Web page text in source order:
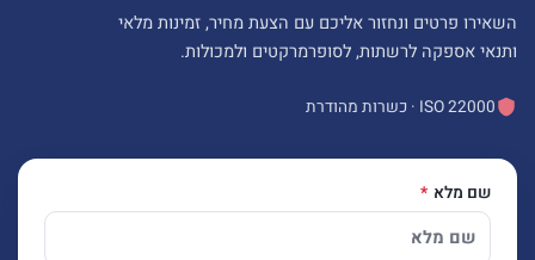
השאירו פרטים ונחזור אליכם עם הצעת מחיר, זמינות מלאי
ותנאי אספקה לרשתות, לסופרמרקטים ולמכולות.
ISO 22000 · כשרות מהודרת
שם מלא